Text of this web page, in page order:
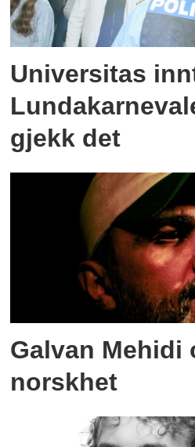
Universitas
gjekk det
Galvan Mehidi
norskhet